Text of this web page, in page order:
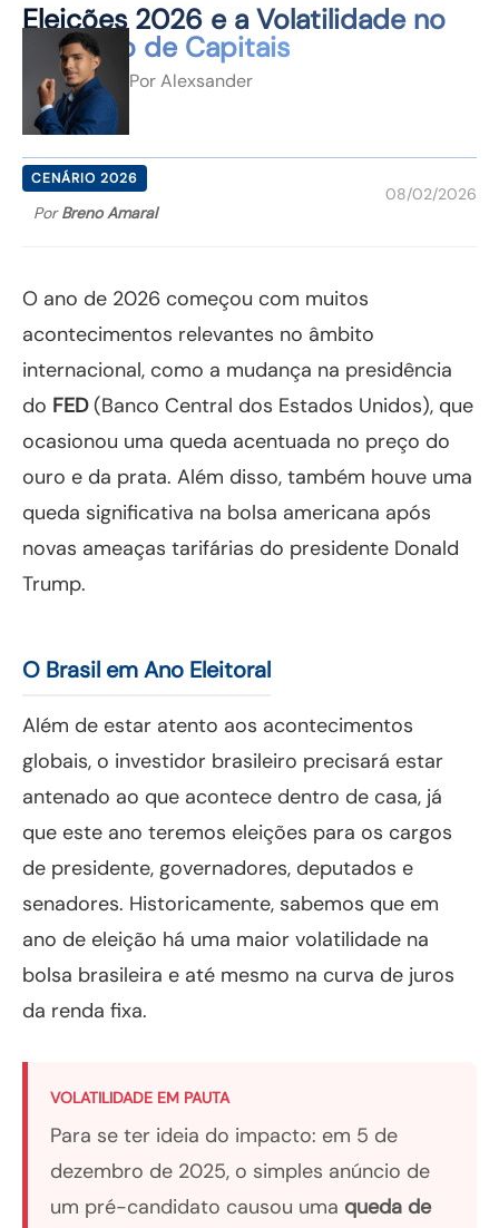
Eleições 2026 e a Volatilidade no
Mercado de Capitais
PorAlexsander
CENÁRIO 2026
PorBreno Amaral
08/02/2026
O ano de 2026 começou com muitos
acontecimentos relevantes no âmbito
internacional, como a mudança na presidência
do FED(Banco Central dos Estados Unidos), que
ocasionou uma queda acentuada no preço do
ouro e da prata. Além disso, também houve uma
queda significativa na bolsa americana após
novas ameaças tarifárias do presidente Donald
Trump.
O Brasil em Ano Eleitoral
Além de estar atento aos acontecimentos
globais, o investidor brasileiro precisará estar
antenado ao que acontece dentro de casa, já
que este ano teremos eleições para os cargos
de presidente, governadores, deputados e
senadores. Historicamente, sabemos que em
ano de eleição há uma maior volatilidade na
bolsa brasileira e até mesmo na curva de juros
da renda fixa.
VOLATILIDADE EM PAUTA
Para se ter ideia do impacto: em 5 de
dezembro de 2025, o simples anúncio de
um pré-candidato causou uma queda de